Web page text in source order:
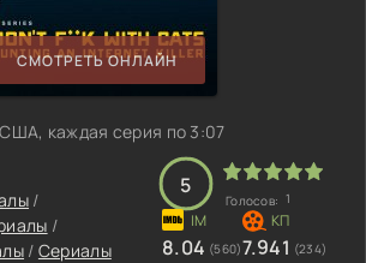
СМОТРЕТЬ ОНЛАЙН
каждая серия по 3:07
/
/
/ Сериалы
5
Голосов: 1
8.04 (560)7.941 (234)